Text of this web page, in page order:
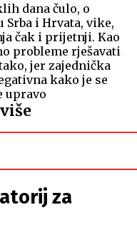
dana čulo, o
Srba i Hrvata, vike,
čak i prijetnji. Kao
probleme rješavati
jer zajednička
kako je se
upravo
:
Hrvati
Srbi,
istorodna
braća
za